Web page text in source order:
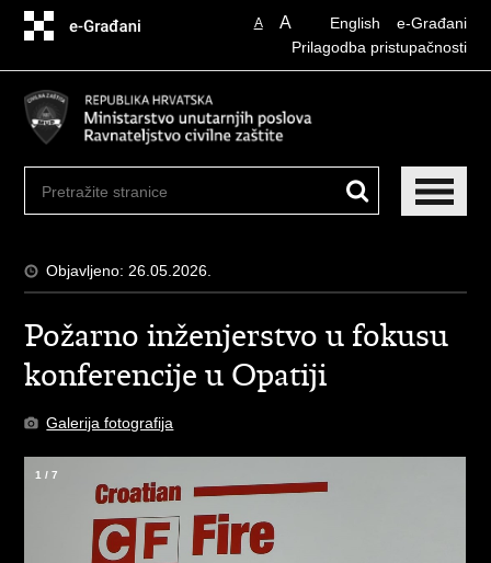
sadržaj
English e-Građani
A A
Prilagodba pristupačnosti
Objavljeno: 26.05.2026.
Požarno inženjerstvo u fokusu
konferencije u Opatiji
Galerija fotografija
1 /7